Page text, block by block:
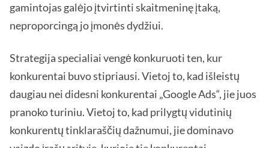
gamintojas galėjo įtvirtinti skaitmeninę įtaką,
neproporcingą jo įmonės dydžiui.
Strategija specialiai vengė konkuruoti ten, kur
konkurentai buvo stipriausi. Vietoj to, kad išleistų
daugiau nei didesni konkurentai „Google Ads“, jie juos
pranoko turiniu. Vietoj to, kad prilygtų vidutinių
konkurentų tinklaraščių dažnumui, jie dominavo